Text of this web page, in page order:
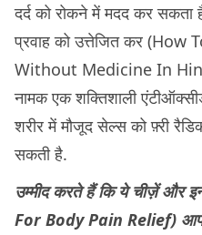
दर्द को रोकने में मदद कर
प्रवाह को उत्तेजित कर
Without Medicine In
नामक एक शक्तिशाली
शरीर में मौजूद सेल्स को फ़्री
सकती है.
उम्मीद करते हैं कि ये चीज़ें और
For Body Pain Relief)